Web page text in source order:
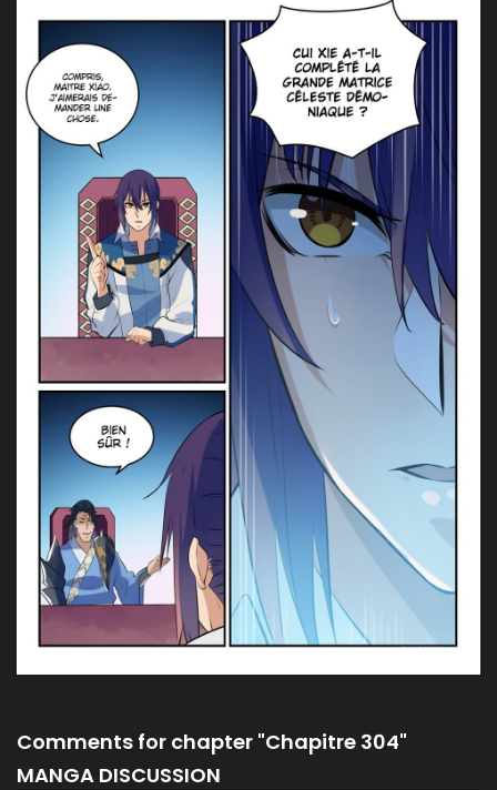
Comments for chapter "Chapitre 304"
MANGA DISCUSSION